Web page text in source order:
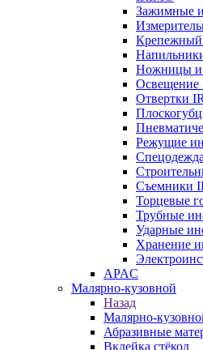
Зажимные
Крепежный
Ножницы
Освещение
Отвертки
Режущие
Съемники
Торцевые
Трубные
Ударные
Хранение
APAC
Малярно-кузовной
Назад
Малярно-
Абразивные
Вклейка стёкол